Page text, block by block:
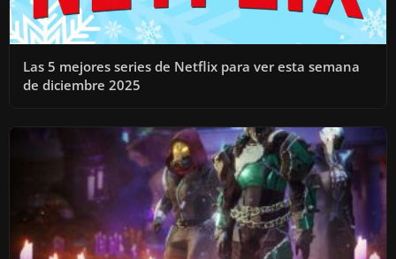
Las 5 mejores series de Netflix para ver esta semana
de diciembre 2025